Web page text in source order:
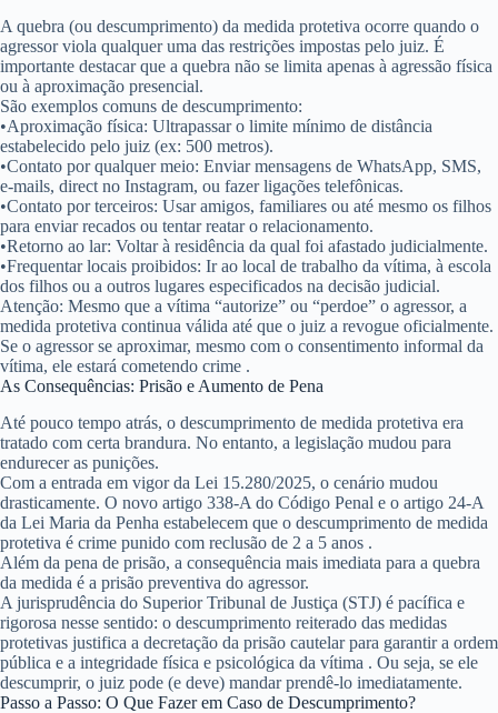
A quebra (ou descumprimento) da medida protetiva ocorre quando o
agressor viola qualquer uma das restrições impostas pelo juiz. É
importante destacar que a quebra não se limita apenas à agressão física
ou à aproximação presencial.
São exemplos comuns de descumprimento:
•Aproximação física: Ultrapassar o limite mínimo de distância
estabelecido pelo juiz (ex: 500 metros).
•Contato por qualquer meio: Enviar mensagens de WhatsApp, SMS,
e-mails, direct no Instagram, ou fazer ligações telefônicas.
•Contato por terceiros: Usar amigos, familiares ou até mesmo os filhos
para enviar recados ou tentar reatar o relacionamento.
•Retorno ao lar: Voltar à residência da qual foi afastado judicialmente.
•Frequentar locais proibidos: Ir ao local de trabalho da vítima, à escola
dos filhos ou a outros lugares especificados na decisão judicial.
Atenção: Mesmo que a vítima “autorize” ou “perdoe” o agressor, a
medida protetiva continua válida até que o juiz a revogue oficialmente.
Se o agressor se aproximar, mesmo com o consentimento informal da
vítima, ele estará cometendo crime .
As Consequências: Prisão e Aumento de Pena
Até pouco tempo atrás, o descumprimento de medida protetiva era
tratado com certa brandura. No entanto, a legislação mudou para
endurecer as punições.
Com a entrada em vigor da Lei 15.280/2025, o cenário mudou
drasticamente. O novo artigo 338-A do Código Penal e o artigo 24-A
da Lei Maria da Penha estabelecem que o descumprimento de medida
protetiva é crime punido com reclusão de 2 a 5 anos .
Além da pena de prisão, a consequência mais imediata para a quebra
da medida é a prisão preventiva do agressor.
A jurisprudência do Superior Tribunal de Justiça (STJ) é pacífica e
rigorosa nesse sentido: o descumprimento reiterado das medidas
protetivas justifica a decretação da prisão cautelar para garantir a ordem
pública e a integridade física e psicológica da vítima . Ou seja, se ele
descumprir, o juiz pode (e deve) mandar prendê-lo imediatamente.
Passo a Passo: O Que Fazer em Caso de Descumprimento?